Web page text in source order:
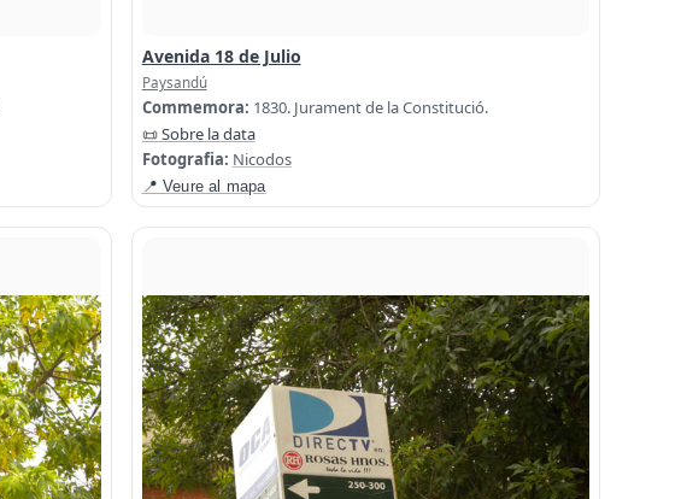
Avenida 18 de Julio
Paysandú
Commemora: 1830. Jurament de la Constitució.
📜 Sobre la data
Fotografia: Nicodos
📍 Veure al mapa